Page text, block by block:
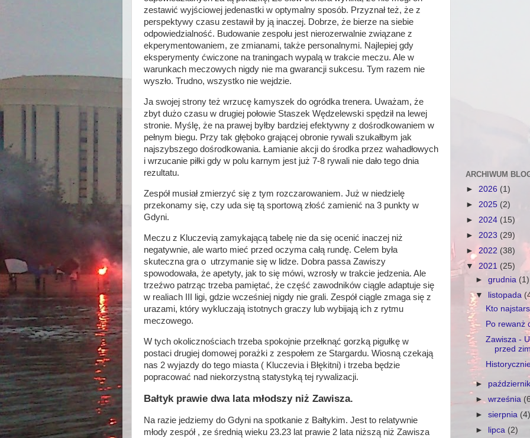
zestawić wyjściowej jedenastki w optymalny sposób. Przyznał też, że z
perspektywy czasu zestawił by ją inaczej. Dobrze, że bierze na siebie
odpowiedzialność. Budowanie zespołu jest nierozerwalnie związane z
ekperymentowaniem, ze zmianami, także personalnymi. Najlepiej gdy
eksperymenty ćwiczone na traningach wypalą w trakcie meczu. Ale w
warunkach meczowych nigdy nie ma gwarancji sukcesu. Tym razem nie
wyszło. Trudno, wszystko nie wejdzie.
Ja swojej strony też wrzucę kamyszek do ogródka trenera. Uważam, że
zbyt dużo czasu w drugiej połowie Staszek Wędzelewski spędził na lewej
stronie. Myślę, że na prawej byłby bardziej efektywny z dośrodkowaniem w
pełnym biegu. Przy tak głęboko grającej obronie rywali szukałbym jak
najszybszego dośrodkowania. Łamianie akcji do środka przez wahadłowych
i wrzucanie piłki gdy w polu karnym jest już 7-8 rywali nie dało tego dnia
rezultatu.
Zespół musiał zmierzyć się z tym rozczarowaniem. Już w niedzielę
przekonamy się, czy uda się tą sportową złość zamienić na 3 punkty w
Gdyni.
Meczu z Kluczevią zamykającą tabelę nie da się ocenić inaczej niż
negatywnie, ale warto mieć przed oczyma całą rundę. Celem była
skuteczna gra o utrzymanie się w lidze. Dobra passa Zawiszy
spowodowała, że apetyty, jak to się mówi, wzrosły w trakcie jedzenia. Ale
trzeźwo patrząc trzeba pamiętać, że część zawodników ciągle adaptuje się
w realiach III ligi, gdzie wcześniej nigdy nie grali. Zespół ciągle zmaga się z
urazami, który wykluczają istotnych graczy lub wybijają ich z rytmu
meczowego.
W tych okolicznościach trzeba spokojnie przełknąć gorzką pigułkę w
postaci drugiej domowej porażki z zespołem ze Stargardu. Wiosną czekają
nas 2 wyjazdy do tego miasta ( Kluczevia i Błękitni) i trzeba będzie
popracować nad niekorzystną statystyką tej rywalizacji.
Bałtyk prawie dwa lata młodszy niż Zawisza.
Na razie jedziemy do Gdyni na spotkanie z Bałtykim. Jest to relatywnie
młody zespół , ze średnią wieku 23.23 lat prawie 2 lata niższą niż Zawisza
ARCHIWUM
► 2026 (1)
► 2025 (2)
► 2024 (15)
► 2023 (29)
► 2022 (38)
▼ 2021 (25)
►grudnia (1)
▼
listopada
Kto
Po rewanż
Zawisza -
przed
►
►września
►sierpnia
►
lipca (2)